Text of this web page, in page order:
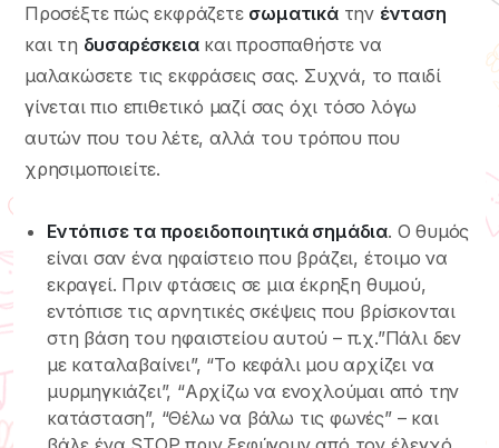
Προσέξτε πώς εκφράζετε σωματικάτην ένταση
και τη δυσαρέσκειακαι προσπαθήστε να
μαλακώσετε τις εκφράσεις σας. Συχνά, το παιδί
γίνεται πιο επιθετικό μαζί σας όχι τόσο λόγω
αυτών που του λέτε, αλλά του τρόπου που
χρησιμοποιείτε.
Εντόπισε τα προειδοποιητικά σημάδια. Ο θυμός
είναι σαν ένα ηφαίστειο που βράζει, έτοιμο να
εκραγεί. Πριν φτάσεις σε μια έκρηξη θυμού,
εντόπισε τις αρνητικές σκέψεις που βρίσκονται
στη βάση του ηφαιστείου αυτού – π.χ.”Πάλι δεν
με καταλαβαίνει”, “Το κεφάλι μου αρχίζει να
μυρμηγκιάζει”, “Αρχίζω να ενοχλούμαι από την
κατάσταση”, “Θέλω να βάλω τις φωνές” – και